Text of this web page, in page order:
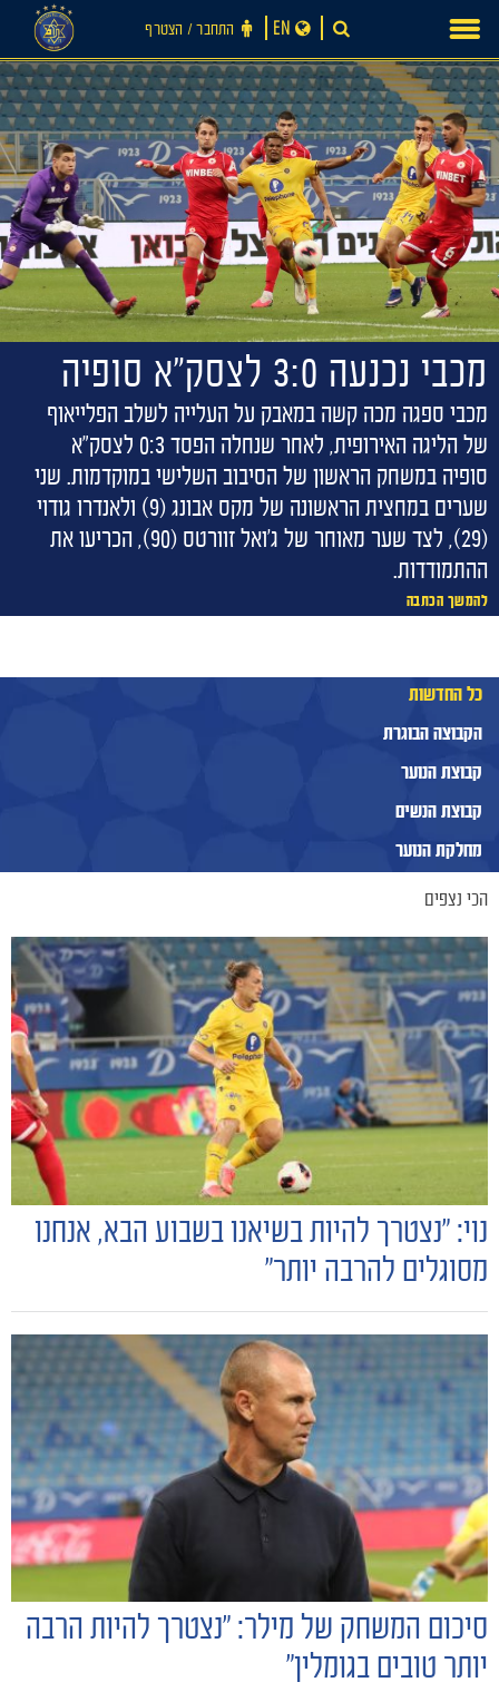
חדשות
הקבוצות
content
התחבר ‪/‬ הצטרף EN
מכבי נכנעה 3:0 לצסק״א סופיה
מכבי ספגה מכה קשה במאבק על העלייה לשלב הפלייאוף
של הליגה האירופית, לאחר שנחלה הפסד 0:3 לצסק"א
סופיה במשחק הראשון של הסיבוב השלישי במוקדמות. שני
שערים במחצית הראשונה של מקס אבונג (9) ולאנדרו גודוי
(29), לצד שער מאוחר של ג'ואל זוורטס (90), הכריעו את
ההתמודדות.
להמשך הכתבה
כל החדשות
הקבוצה הבוגרת
קבוצת הנוער
קבוצת הנשים
מחלקת הנוער
הכי נצפים
נוי: "נצטרך להיות בשיאנו בשבוע הבא, אנחנו
מסוגלים להרבה יותר"
סיכום המשחק של מילר: "נצטרך להיות הרבה
יותר טובים בגומלין״